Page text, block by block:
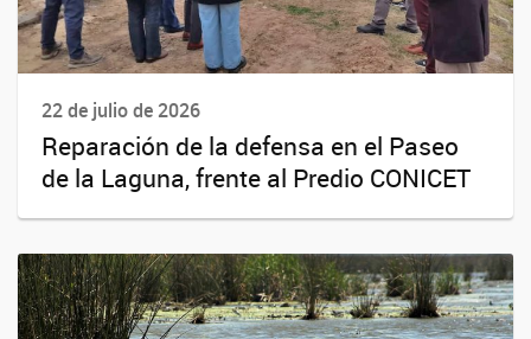
22 de julio de 2026
Reparación de la defensa en el Paseo
de la Laguna, frente al Predio CONICET